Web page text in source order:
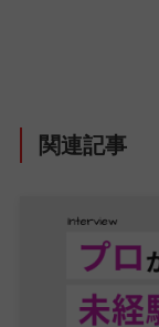
関連記事